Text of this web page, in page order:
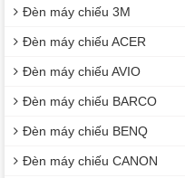
Đèn máy chiếu 3M
Đèn máy chiếu ACER
Đèn máy chiếu AVIO
Đèn máy chiếu BARCO
Đèn máy chiếu BENQ
Đèn máy chiếu CANON